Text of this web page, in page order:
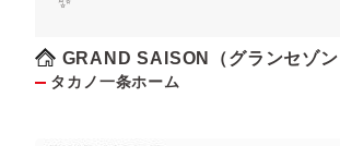
GRAND SAISON（グランセゾン
タカノ一条ホーム